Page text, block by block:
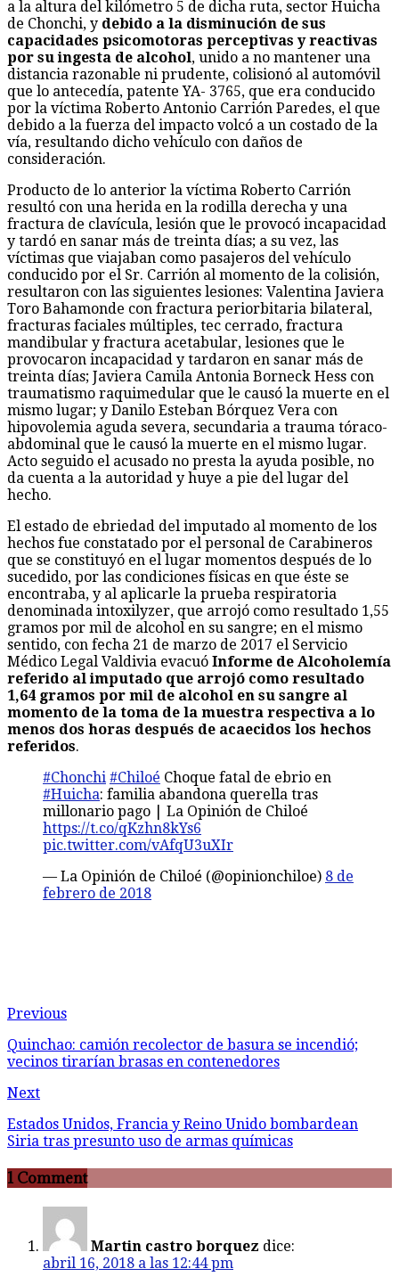
a la altura del kilómetro 5 de dicha ruta, sector Huicha
de Chonchi, y debido a la disminución de sus
capacidades psicomotoras perceptivas y reactivas
por su ingesta de alcohol, unido a no mantener una
distancia razonable ni prudente, colisionó al automóvil
que lo antecedía, patente YA- 3765, que era conducido
por la víctima Roberto Antonio Carrión Paredes, el que
debido a la fuerza del impacto volcó a un costado de la
vía, resultando dicho vehículo con daños de
consideración.
Producto de lo anterior la víctima Roberto Carrión
resultó con una herida en la rodilla derecha y una
fractura de clavícula, lesión que le provocó incapacidad
y tardó en sanar más de treinta días; a su vez, las
víctimas que viajaban como pasajeros del vehículo
conducido por el Sr. Carrión al momento de la colisión,
resultaron con las siguientes lesiones: Valentina Javiera
Toro Bahamonde con fractura periorbitaria bilateral,
fracturas faciales múltiples, tec cerrado, fractura
mandibular y fractura acetabular, lesiones que le
provocaron incapacidad y tardaron en sanar más de
treinta días; Javiera Camila Antonia Borneck Hess con
traumatismo raquimedular que le causó la muerte en el
mismo lugar; y Danilo Esteban Bórquez Vera con
hipovolemia aguda severa, secundaria a trauma tóraco-
abdominal que le causó la muerte en el mismo lugar.
Acto seguido el acusado no presta la ayuda posible, no
da cuenta a la autoridad y huye a pie del lugar del
hecho.
El estado de ebriedad del imputado al momento de los
hechos fue constatado por el personal de Carabineros
que se constituyó en el lugar momentos después de lo
sucedido, por las condiciones físicas en que éste se
encontraba, y al aplicarle la prueba respiratoria
denominada intoxilyzer, que arrojó como resultado 1,55
gramos por mil de alcohol en su sangre; en el mismo
sentido, con fecha 21 de marzo de 2017 el Servicio
Médico Legal Valdivia evacuó Informe de Alcoholemía
referido al imputado que arrojó como resultado
1,64 gramos por mil de alcohol en su sangre al
momento de la toma de la muestra respectiva a lo
menos dos horas después de acaecidos los hechos
referidos.
#Chonchi #Chiloé Choque fatal de ebrio en
#Huicha: familia abandona querella tras
millonario pago | La Opinión de Chiloé
https://t.co/qKzhn8kYs6
pic.twitter.com/vAfqU3uXIr
— La Opinión de Chiloé (@opinionchiloe) 8 de
febrero de 2018
Previous
Quinchao: camión recolector de basura se incendió;
vecinos tirarían brasas en contenedores
Next
Estados Unidos, Francia y Reino Unido bombardean
Siria tras presunto uso de armas químicas
1 Comment
Martin castro borquez dice:
abril 16, 2018 a las 12:44 pm